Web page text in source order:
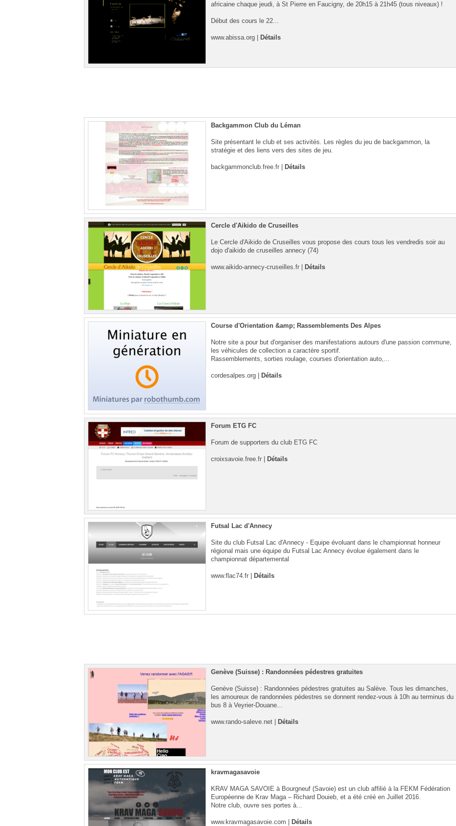
africaine chaque jeudi, à St Pierre en Faucigny, de 20h15 à 21h45 (tous niveaux) !
Début des cours le 22...
www.abissa.org Détails
Backgammon Club du Léman
Site présentant le club et ses activités. Les règles du jeu de backgammon, la
stratégie et des liens vers des sites de jeu.
backgammonclub.free.fr Détails
Cercle d'Aikido de Cruseilles
Le Cercle d'Aikido de Cruseilles vous propose des cours tous les vendredis soir au
dojo d'aikido de cruseilles annecy (74)
www.aikido-annecy-cruseilles.fr Détails
Course d'Orientation &amp; Rassemblements Des Alpes
Notre site a pour but d'organiser des manifestations autours d'une passion commune,
les véhicules de collection a caractère sportif.
Rassemblements, sorties roulage, courses d'orientation auto,...
cordesalpes.org Détails
Forum ETG FC
Forum de supporters du club ETG FC
croixsavoie.free.fr Détails
Futsal Lac d'Annecy
Site du club Futsal Lac d'Annecy - Equipe évoluant dans le championnat honneur
régional mais une équipe du Futsal Lac Annecy évolue également dans le
championnat départemental
www.flac74.fr Détails
Genève (Suisse) : Randonnées pédestres gratuites
Genève (Suisse) : Randonnées pédestres gratuites au Salève. Tous les dimanches,
les amoureux de randonnées pédestres se donnent rendez-vous à 10h au terminus du
bus 8 à Veyrier-Douane...
www.rando-saleve.net Détails
kravmagasavoie
KRAV MAGA SAVOIE à Bourgneuf (Savoie) est un club affilié à la FEKM Fédération
Européenne de Krav Maga – Richard Douieb, et a été créé en Juillet 2016.
Notre club, ouvre ses portes à...
www.kravmagasavoie.com Détails